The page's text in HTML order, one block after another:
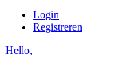
Login
Registreren
Hello,